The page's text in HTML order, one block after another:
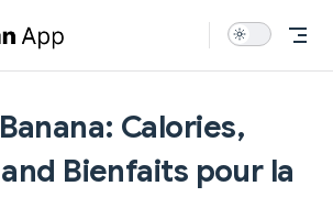
Calories,
Bienfaits pour la